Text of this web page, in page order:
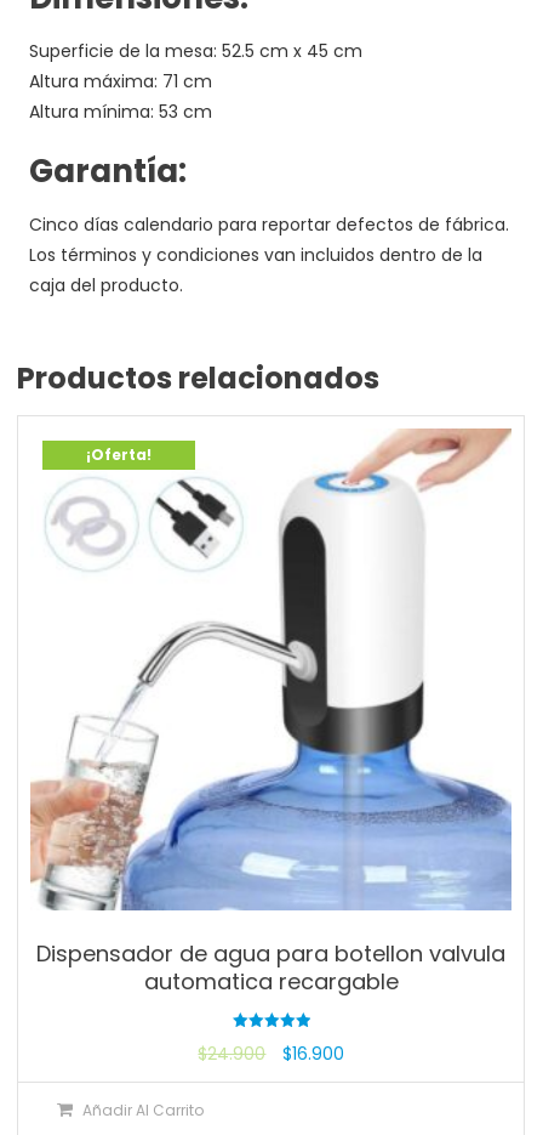
Superficie de la mesa: 52.5 cm x 45 cm
Altura máxima: 71 cm
Altura mínima: 53 cm
Garantía:
Cinco días calendario para reportar defectos de fábrica.
Los términos y condiciones van incluidos dentro de la
caja del producto.
Productos relacionados
¡Oferta!
Dispensador de agua para botellon valvula
automatica recargable
con
de 5
$24.900 $16.900
Añadir Al Carrito